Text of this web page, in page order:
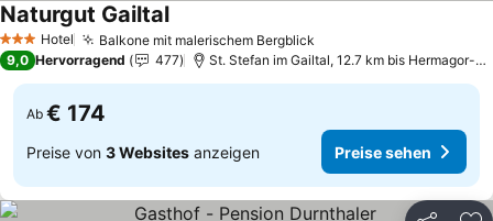
3 SterneHotel Balkone mit malerischem Bergblick
Naturgut GailtalPreise sehen
9,0 Hervorragend 477 St. Stefan im Gailtal, 12.7 km bis Hermagor-
Ab € 174
Preise von 3 Websites anzeigen Preise sehen